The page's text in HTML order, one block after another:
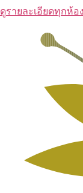
ดูรายละเอียดทุกห้อง